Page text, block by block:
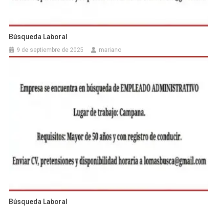
Búsqueda Laboral
9 de septiembre de 2025 mariano
Búsqueda Laboral